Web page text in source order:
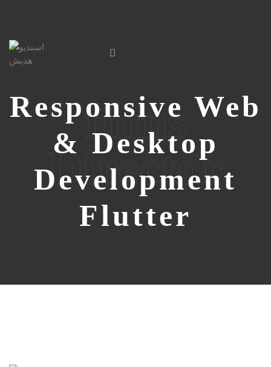
films
Director
Responsive Web
& Desktop
Development
Flutter